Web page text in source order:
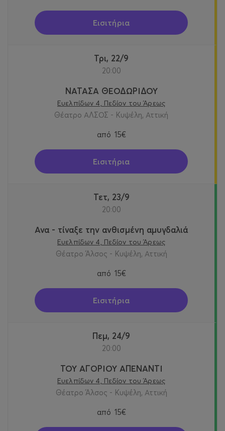
Εισιτήρια
Τρι, 22/9
20:00
ΝΑΤΑΣΑ ΘΕΟΔΩΡΙΔΟΥ
Ευελπίδων 4, Πεδίον του Άρεως
Θέατρο ΑΛΣΟΣ - Κυψέλη, Αττική
από 15€
Εισιτήρια
Τετ, 23/9
20:00
Ανα - τίναξε την ανθισμένη αμυγδαλιά
Ευελπίδων 4, Πεδίον του Άρεως
Θέατρο Άλσος - Κυψέλη, Αττική
από 15€
Εισιτήρια
Πεμ, 24/9
20:00
ΤΟΥ ΑΓΟΡΙΟΥ ΑΠΕΝΑΝΤΙ
Ευελπίδων 4, Πεδίον του Άρεως
Θέατρο Άλσος - Κυψέλη, Αττική
από 15€